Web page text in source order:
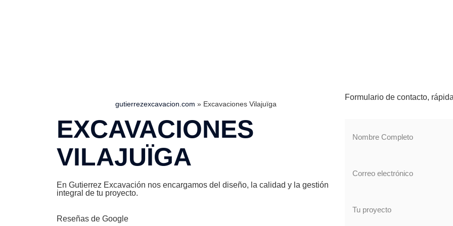
gutierrezexcavacion.com » Excavaciones Vilajuïga
EXCAVACIONES
VILAJUÏGA
En Gutierrez Excavación nos encargamos del diseño, la calidad y la gestión
integral de tu proyecto.
Reseñas de Google
Formulario de contacto,